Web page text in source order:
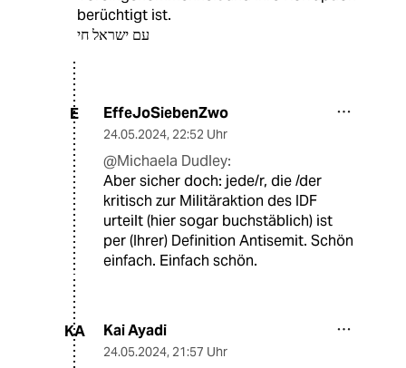
berüchtigt ist.
עם ישראל חי
E EffeJoSiebenZwo
24.05.2024, 22:52 Uhr
@Michaela Dudley:
Aber sicher doch: jede/r, die /der
kritisch zur Militäraktion des IDF
urteilt (hier sogar buchstäblich) ist
per (Ihrer) Definition Antisemit. Schön
einfach. Einfach schön.
KA Kai Ayadi
24.05.2024, 21:57 Uhr